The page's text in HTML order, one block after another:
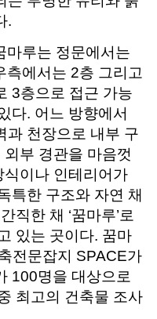
.
마루는 정문에서는
측에서는 2층 그리고
3층으로 접근 가능
다. 어느 방향에서
과 천장으로 내부 구
부 경관을 마음껏
이나 인테리어가
특한 구조와 자연 채
직한 채 ‘꿈마루’로
있는 곳이다. 꿈마
전문잡지 SPACE가
100명을 대상으로
최고의 건축물 조사